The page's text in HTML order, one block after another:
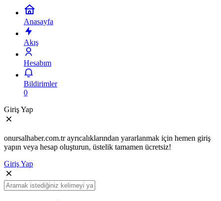
Anasayfa
Akış
Hesabım
Bildirimler
0
Giriş Yap
onursalhaber.com.tr ayrıcalıklarından yararlanmak için hemen giriş
yapın veya hesap oluşturun, üstelik tamamen ücretsiz!
Giriş Yap